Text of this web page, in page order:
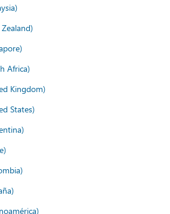
Africa)
Kingdom)
States)